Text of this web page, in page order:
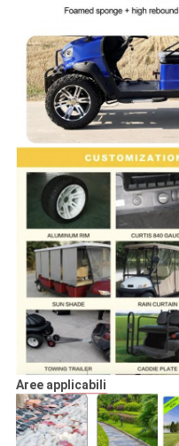
Aree applicabili